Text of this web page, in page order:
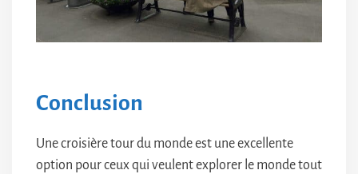
Conclusion
Une croisière tour du monde est une excellente
option pour ceux qui veulent explorer le monde tout